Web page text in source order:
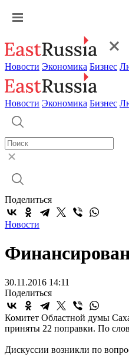
Новости Экономика Бизнес
Новости Экономика Бизнес
Поделиться
Новости
30.11.2016 14:11
Поделиться
Комитет Областной думы
приняты 22 поправки. По
Дискуссии возникли по